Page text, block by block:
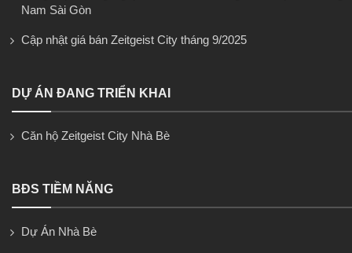
Nam Sài Gòn
Cập nhật giá bán Zeitgeist City tháng 9/2025
DỰ ÁN ĐANG TRIỂN KHAI
Căn hộ Zeitgeist City Nhà Bè
BĐS TIỀM NĂNG
Dự Án Nhà Bè